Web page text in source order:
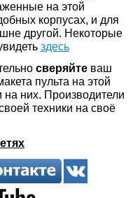
на этой
корпусах, и для
другой. Некоторые
здесь
сверяйте ваш
пульта на этой
на них. Производители
техники на своё